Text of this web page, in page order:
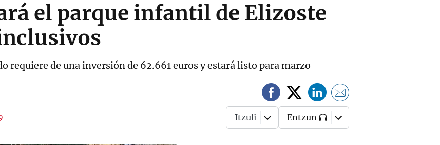
el parque infantil de Elizoste
requiere de una inversión de 62.661 euros y estará listo para marzo
Itzuli Entzun